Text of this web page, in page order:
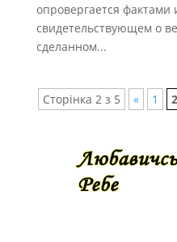
опровергается фактами
свидетельствующем о
сделанном...
Сторінка 2 з 5 « 1 2